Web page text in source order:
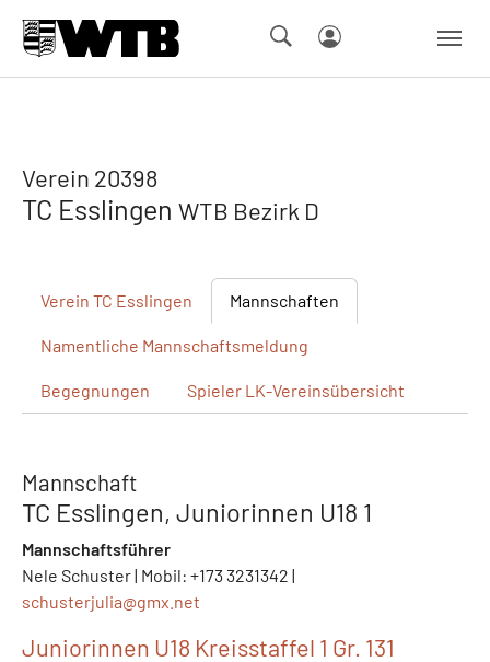
Verein 20398
TC Esslingen WTB Bezirk D
Verein TC Esslingen Mannschaften
Namentliche Mannschaftsmeldung
Begegnungen Spieler LK-Vereinsübersicht
Mannschaft
TC Esslingen, Juniorinnen U18 1
Mannschaftsführer
Nele Schuster | Mobil: +173 3231342 |
schusterjulia@gmx.net
Juniorinnen U18 Kreisstaffel 1 Gr. 131